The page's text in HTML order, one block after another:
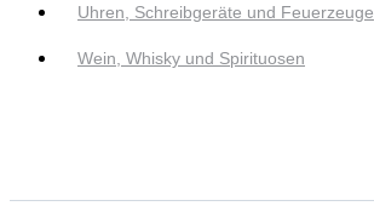
Uhren, Schreibgeräte und Feuerzeuge
Wein, Whisky und Spirituosen